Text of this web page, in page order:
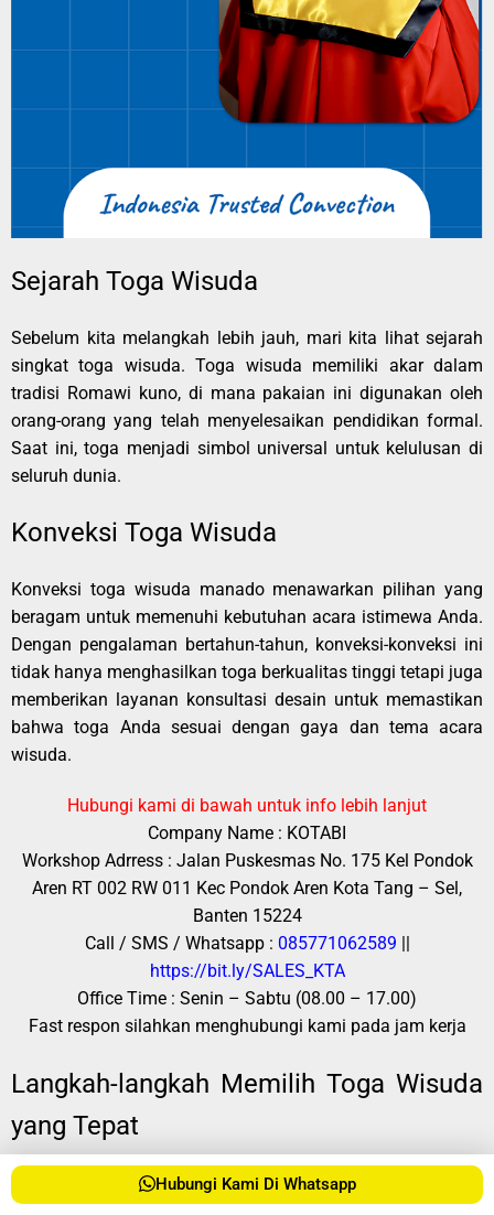
Hubungi Kami Di Whatsapp
Sejarah Toga Wisuda
Sebelum kita melangkah lebih jauh, mari kita lihat sejarah
singkat toga wisuda. Toga wisuda memiliki akar dalam
tradisi Romawi kuno, di mana pakaian ini digunakan oleh
orang-orang yang telah menyelesaikan pendidikan formal.
Saat ini, toga menjadi simbol universal untuk kelulusan di
seluruh dunia.
Konveksi Toga Wisuda
Konveksi toga wisuda manado menawarkan pilihan yang
beragam untuk memenuhi kebutuhan acara istimewa Anda.
Dengan pengalaman bertahun-tahun, konveksi-konveksi ini
tidak hanya menghasilkan toga berkualitas tinggi tetapi juga
memberikan layanan konsultasi desain untuk memastikan
bahwa toga Anda sesuai dengan gaya dan tema acara
wisuda.
Hubungi kami di bawah untuk info lebih lanjut
Company Name : KOTABI
Workshop Adrress : Jalan Puskesmas No. 175 Kel Pondok
Aren RT 002 RW 011 Kec Pondok Aren Kota Tang – Sel,
Banten 15224
Call / SMS / Whatsapp : 085771062589 ||
https://bit.ly/SALES_KTA
Office Time : Senin – Sabtu (08.00 – 17.00)
Fast respon silahkan menghubungi kami pada jam kerja
Langkah-langkah Memilih Toga Wisuda
yang Tepat
Konsultasi Desain:Sebelum memesan, pertimbangkan
untuk berkonsultasi dengan ahli desain di konveksi